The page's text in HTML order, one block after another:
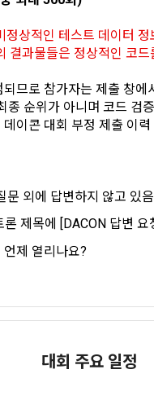
"과의 계약을 해지할 수 있다.
"서비스"를 이용하는 경우에
에 관해서는 약관의규제등
법률, 전자상거래 등에서의
전자서명법, 소비자기본법 등
청) 작성 후에 "회사"가 웹 상
한 이름, 생년월일, 연락처 등
금 및 상품 지급 과정에서 해
로 개인정보를 수집할 경우
인정보의 수집 및 이용목적,
항목
링크1개, 구직 의향,
드 링크(추가분), 기타 수상
상적인 테스트 데이터
결과물들은 정상적인 코
므로 참가자는 제출 창
순위가 아니며 코드 검
이콘 대회 부정 제출 이
문 외에 답변하지 않고 있음
론 제목에 [DACON 답변
언제 열리나요?
대회 주요 일정